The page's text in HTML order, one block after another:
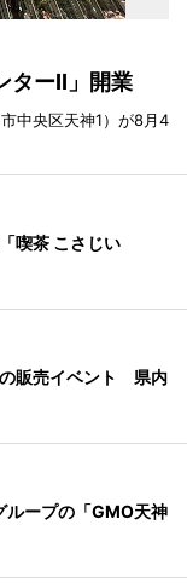
ターII」開業
中央区天神1）が8月4
喫茶 こさじい
販売イベント 県内
ループの「GMO天神